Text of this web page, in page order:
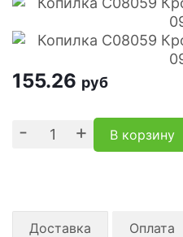
155.26 руб
- + В корзину
Доставка Оплата